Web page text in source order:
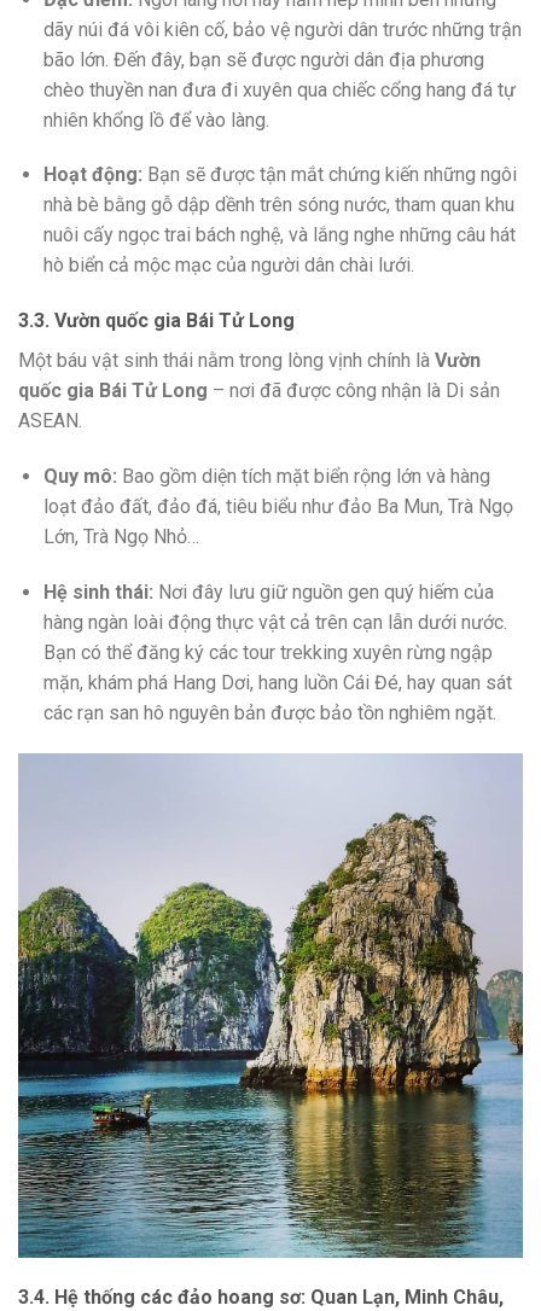
dãy núi đá vôi kiên cố, bảo vệ người dân trước những trận
bão lớn. Đến đây, bạn sẽ được người dân địa phương
chèo thuyền nan đưa đi xuyên qua chiếc cổng hang đá tự
nhiên khổng lồ để vào làng.
Hoạt động: Bạn sẽ được tận mắt chứng kiến những ngôi
nhà bè bằng gỗ dập dềnh trên sóng nước, tham quan khu
nuôi cấy ngọc trai bách nghệ, và lắng nghe những câu hát
hò biển cả mộc mạc của người dân chài lưới.
3.3. Vườn quốc gia Bái Tử Long
Một báu vật sinh thái nằm trong lòng vịnh chính là Vườn
quốc gia Bái Tử Long – nơi đã được công nhận là Di sản
ASEAN.
Quy mô: Bao gồm diện tích mặt biển rộng lớn và hàng
loạt đảo đất, đảo đá, tiêu biểu như đảo Ba Mun, Trà Ngọ
Lớn, Trà Ngọ Nhỏ…
Hệ sinh thái: Nơi đây lưu giữ nguồn gen quý hiếm của
hàng ngàn loài động thực vật cả trên cạn lẫn dưới nước.
Bạn có thể đăng ký các tour trekking xuyên rừng ngập
mặn, khám phá Hang Dơi, hang luồn Cái Đé, hay quan sát
các rạn san hô nguyên bản được bảo tồn nghiêm ngặt.
3.4. Hệ thống các đảo hoang sơ: Quan Lạn, Minh Châu,